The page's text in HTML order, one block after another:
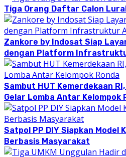
Tiga Orang Daftar Calon
Zankore by Indosat Siap
dengan Platform
Sambut HUT Kemerdekaan
Gelar Lomba Antar Kelompok
Satpol PP DIY Siapkan Model
Berbasis Masyarakat